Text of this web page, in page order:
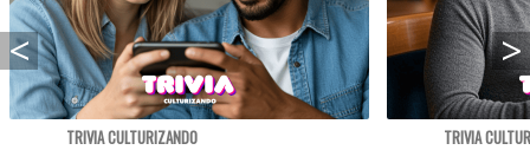
TRIVIA CULTURIZANDO
TRIVIA